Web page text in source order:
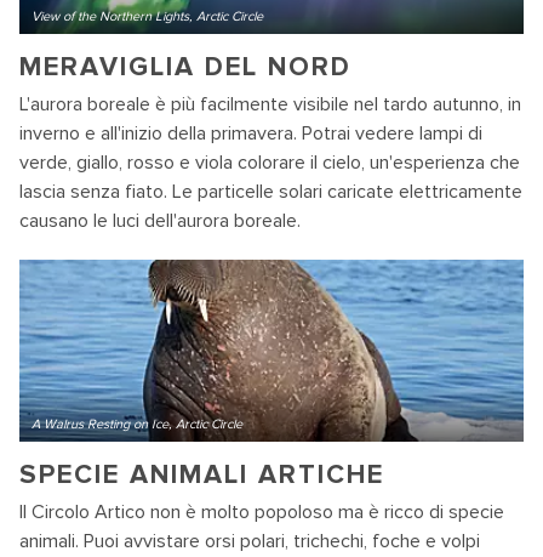
View of the Northern Lights, Arctic Circle
MERAVIGLIA DEL NORD
L'aurora boreale è più facilmente visibile nel tardo autunno, in
inverno e all'inizio della primavera. Potrai vedere lampi di
verde, giallo, rosso e viola colorare il cielo, un'esperienza che
lascia senza fiato. Le particelle solari caricate elettricamente
causano le luci dell'aurora boreale.
A Walrus Resting on Ice, Arctic Circle
SPECIE ANIMALI ARTICHE
Il Circolo Artico non è molto popoloso ma è ricco di specie
animali. Puoi avvistare orsi polari, trichechi, foche e volpi